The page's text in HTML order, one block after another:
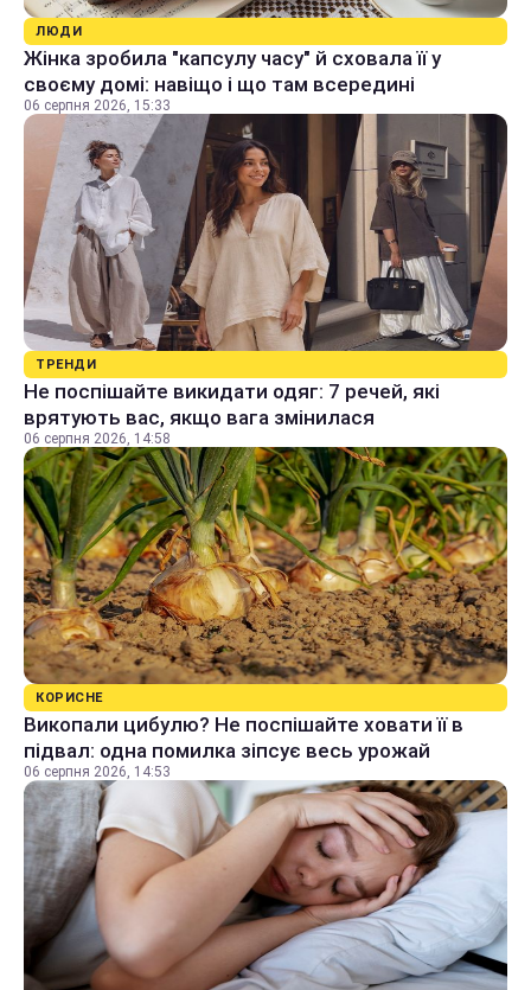
ЛЮДИ
Жінка зробила "капсулу часу" й сховала її у
своєму домі: навіщо і що там всередині
06 серпня 2026, 15:33
ТРЕНДИ
Не поспішайте викидати одяг: 7 речей, які
врятують вас, якщо вага змінилася
06 серпня 2026, 14:58
КОРИСНЕ
Викопали цибулю? Не поспішайте ховати її в
підвал: одна помилка зіпсує весь урожай
06 серпня 2026, 14:53